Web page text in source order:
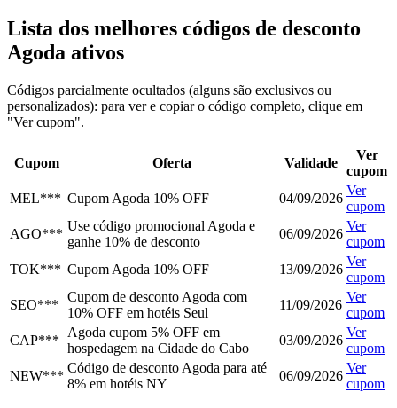
Lista dos melhores códigos de desconto
Agoda ativos
Códigos parcialmente ocultados (alguns são exclusivos ou
personalizados): para ver e copiar o código completo, clique em
"Ver cupom".
Cupom Oferta Validade
Ver
cupom
MEL*** Cupom Agoda 10% OFF 04/09/2026
Ver
cupom
AGO***
Use código promocional Agoda e
ganhe 10% de desconto
06/09/2026
Ver
cupom
TOK*** Cupom Agoda 10% OFF 13/09/2026
Ver
cupom
SEO***
Cupom de desconto Agoda com
10% OFF em hotéis Seul
11/09/2026
Ver
cupom
CAP***
Agoda cupom 5% OFF em
hospedagem na Cidade do Cabo
03/09/2026
Ver
cupom
NEW***
Código de desconto Agoda para até
8% em hotéis NY
06/09/2026
Ver
cupom